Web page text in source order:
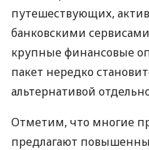
путешествующих,
банковскими
крупные финансовые
пакет нередко
альтернативой
Отметим, что многие
предлагают